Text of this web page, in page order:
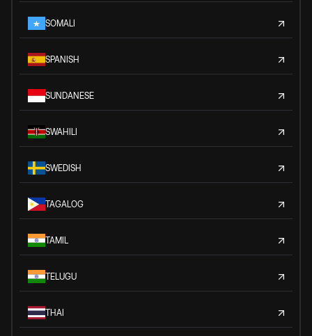
SOMALI
SPANISH
SUNDANESE
SWAHILI
SWEDISH
TAGALOG
TAMIL
TELUGU
THAI